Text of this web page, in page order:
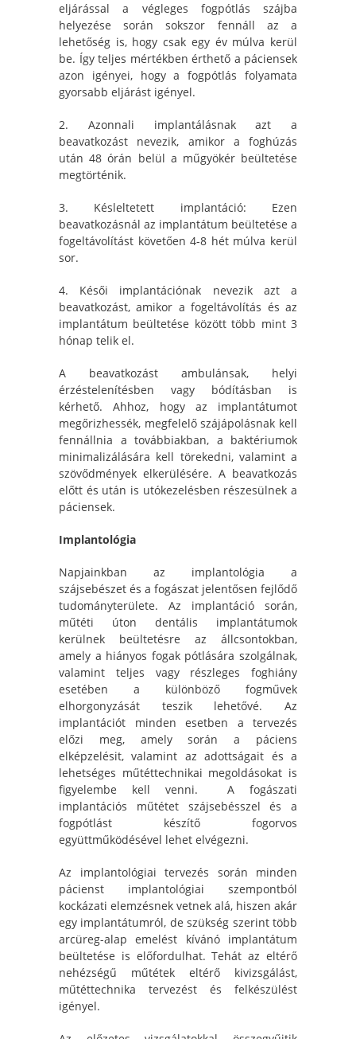
eljárással a végleges fogpótlás szájba
helyezése során sokszor fennáll az a
lehetőség is, hogy csak egy év múlva kerül
be. Így teljes mértékben érthető a páciensek
azon igényei, hogy a fogpótlás folyamata
gyorsabb eljárást igényel.
2. Azonnali implantálásnak azt a
beavatkozást nevezik, amikor a foghúzás
után 48 órán belül a műgyökér beültetése
megtörténik.
3. Késleltetett implantáció: Ezen
beavatkozásnál az implantátum beültetése a
fogeltávolítást követően 4-8 hét múlva kerül
sor.
4. Késői implantációnak nevezik azt a
beavatkozást, amikor a fogeltávolítás és az
implantátum beültetése között több mint 3
hónap telik el.
A beavatkozást ambulánsak, helyi
érzéstelenítésben vagy bódításban is
kérhető. Ahhoz, hogy az implantátumot
megőrizhessék, megfelelő szájápolásnak kell
fennállnia a továbbiakban, a baktériumok
minimalizálására kell törekedni, valamint a
szövődmények elkerülésére. A beavatkozás
előtt és után is utókezelésben részesülnek a
páciensek.
Implantológia
Napjainkban az implantológia a
szájsebészet és a fogászat jelentősen fejlődő
tudományterülete. Az implantáció során,
műtéti úton dentális implantátumok
kerülnek beültetésre az állcsontokban,
amely a hiányos fogak pótlására szolgálnak,
valamint teljes vagy részleges foghiány
esetében a különböző fogművek
elhorgonyzását teszik lehetővé. Az
implantációt minden esetben a tervezés
előzi meg, amely során a páciens
elképzelésit, valamint az adottságait és a
lehetséges műtéttechnikai megoldásokat is
figyelembe kell venni. A fogászati
implantációs műtétet szájsebésszel és a
fogpótlást készítő fogorvos
együttműködésével lehet elvégezni.
Az implantológiai tervezés során minden
pácienst implantológiai szempontból
kockázati elemzésnek vetnek alá, hiszen akár
egy implantátumról, de szükség szerint több
arcüreg-alap emelést kívánó implantátum
beültetése is előfordulhat. Tehát az eltérő
nehézségű műtétek eltérő kivizsgálást,
műtéttechnika tervezést és felkészülést
igényel.